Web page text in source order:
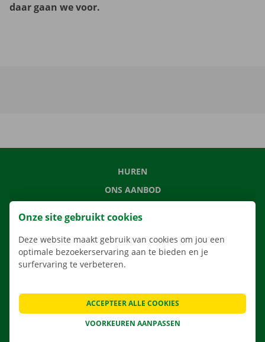
daar gaan we voor.
HUREN
ONS AANBOD
APP
VERHUISOPLOSSINGEN
CONTACTEER ONS
Onze site gebruikt cookies
Deze website maakt gebruik van cookies om jou een
optimale bezoekerservaring aan te bieden en je
surfervaring te verbeteren.
VOORKEUREN AANPASSEN
ACCEPTEER ALLE COOKIES